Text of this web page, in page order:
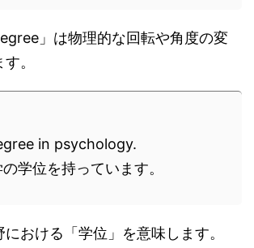
」は物理的な回転や角度の変
。
in psychology.
学位を持っています。
おける「学位」を意味します。